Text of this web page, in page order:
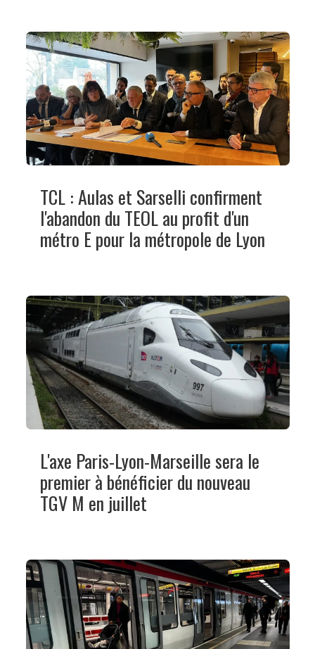
TCL : Aulas et Sarselli confirment
l'abandon du TEOL au profit d'un
métro E pour la métropole de Lyon
L'axe Paris-Lyon-Marseille sera le
premier à bénéficier du nouveau
TGV M en juillet